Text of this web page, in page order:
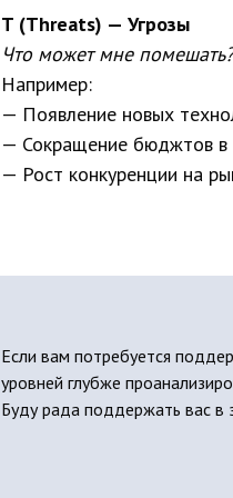
T (Threats) — Угрозы
Что может мне помешать?
Например:
— Появление новых
— Сокращение бюджтов в
— Рост конкуренции на
Если вам потребуется
уровней глубже
Буду рада поддержать вас в